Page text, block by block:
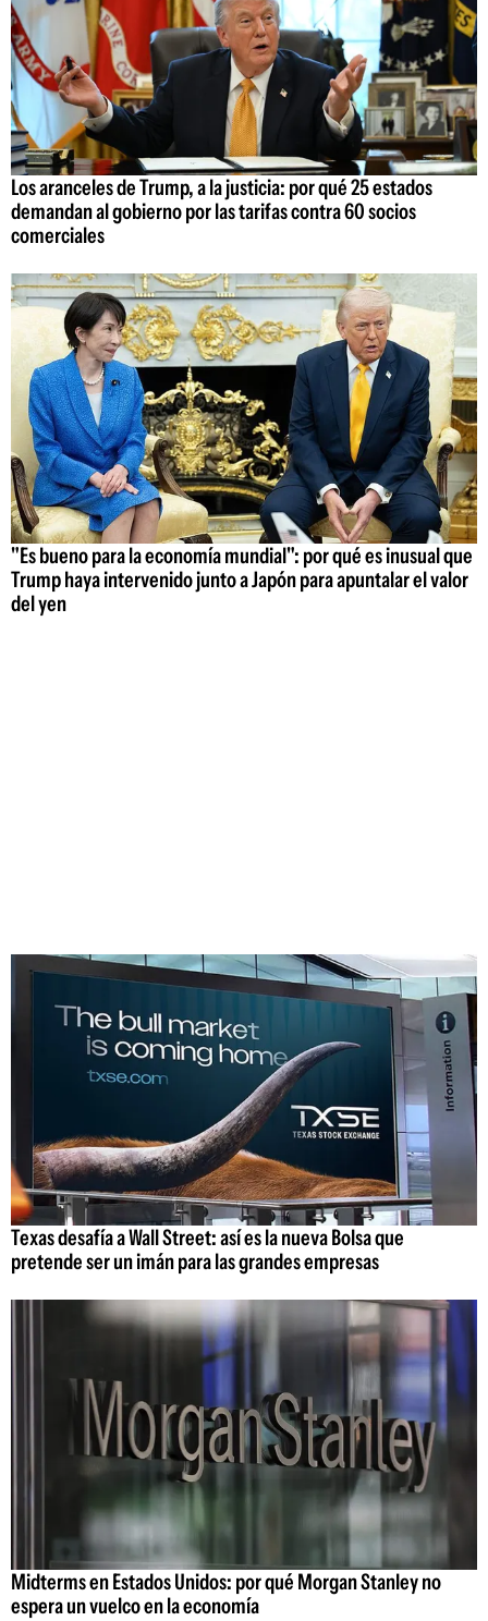
Los aranceles de Trump, a la justicia: por qué 25 estados
demandan al gobierno por las tarifas contra 60 socios
comerciales
"Es bueno para la economía mundial": por qué es inusual que
Trump haya intervenido junto a Japón para apuntalar el valor
del yen
Texas desafía a Wall Street: así es la nueva Bolsa que
pretende ser un imán para las grandes empresas
Midterms en Estados Unidos: por qué Morgan Stanley no
espera un vuelco en la economía